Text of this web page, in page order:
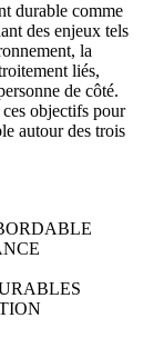
durable comme
des enjeux tels
la
liés,
de côté.
objectifs pour
autour des trois